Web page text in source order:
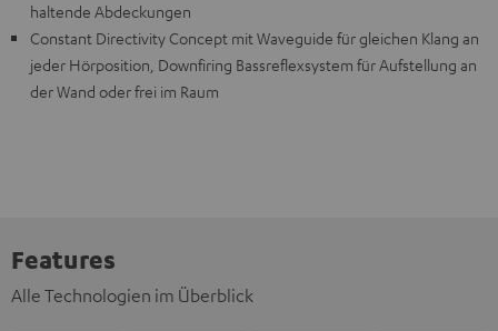
haltende Abdeckungen
Constant Directivity Concept mit Waveguide für gleichen Klang an
jeder Hörposition, Downfiring Bassreflexsystem für Aufstellung an
der Wand oder frei im Raum
Features
Alle Technologien im Überblick